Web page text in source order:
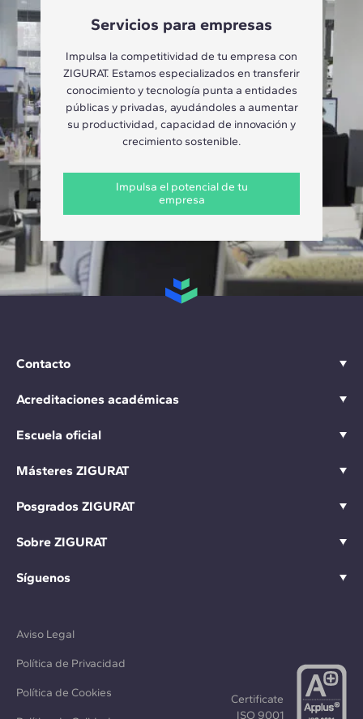
Servicios para empresas
Impulsa la competitividad de tu empresa con
ZIGURAT. Estamos especializados en transferir
conocimiento y tecnología punta a entidades
públicas y privadas, ayudándoles a aumentar
su productividad, capacidad de innovación y
crecimiento sostenible.
Impulsa el potencial de tu
empresa
Contacto
Acreditaciones académicas
Escuela oficial
Másteres ZIGURAT
Posgrados ZIGURAT
Sobre ZIGURAT
Síguenos
Aviso Legal
Política de Privacidad
Política de Cookies
Certificate
ISO 9001